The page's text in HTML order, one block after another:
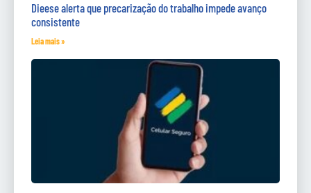
Dieese alerta que precarização do trabalho impede avanço
consistente
Leia mais »